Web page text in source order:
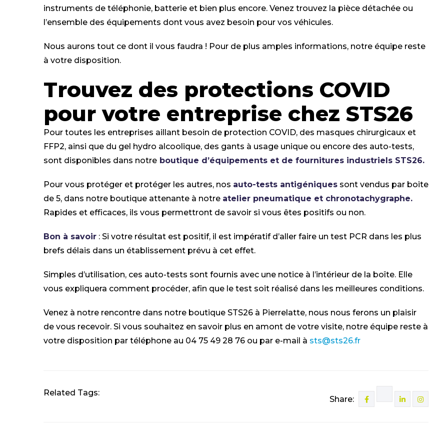
instruments de téléphonie, batterie et bien plus encore. Venez trouvez la pièce détachée ou
l’ensemble des équipements dont vous avez besoin pour vos véhicules.
Nous aurons tout ce dont il vous faudra ! Pour de plus amples informations, notre équipe reste
à votre disposition.
Trouvez des protections COVID
pour votre entreprise chez STS26
Pour toutes les entreprises aillant besoin de protection COVID, des masques chirurgicaux et
FFP2, ainsi que du gel hydro alcoolique, des gants à usage unique ou encore des auto-tests,
sont disponibles dans notre boutique d’équipements et de fournitures industriels STS26.
Pour vous protéger et protéger les autres, nos auto-tests antigéniques sont vendus par boite
de 5, dans notre boutique attenante à notre atelier pneumatique et chronotachygraphe.
Rapides et efficaces, ils vous permettront de savoir si vous êtes positifs ou non.
Bon à savoir : Si votre résultat est positif, il est impératif d’aller faire un test PCR dans les plus
brefs délais dans un établissement prévu à cet effet.
Simples d’utilisation, ces auto-tests sont fournis avec une notice à l’intérieur de la boîte. Elle
vous expliquera comment procéder, afin que le test soit réalisé dans les meilleures conditions.
Venez à notre rencontre dans notre boutique STS26 à Pierrelatte, nous nous ferons un plaisir
de vous recevoir. Si vous souhaitez en savoir plus en amont de votre visite, notre équipe reste à
votre disposition par téléphone au 04 75 49 28 76 ou par e-mail à sts@sts26.fr
Related Tags:
Share: